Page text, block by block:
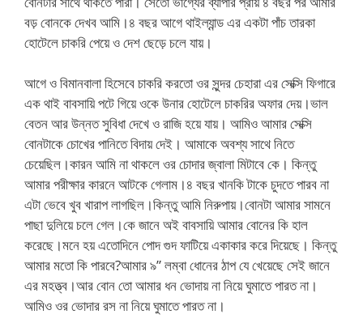
বড় বোনকে দেখব আমি।৪ বছর আগে থাইল্যান্ড এর একটা পাঁচ তারকা
হোটেলে চাকরি পেয়ে ও দেশ ছেড়ে চলে যায়।
আগে ও বিমানবালা হিসেবে চাকরি করতো ওর সুন্দর চেহারা এর সেক্সি ফিগারে
এক থাই বাবসায়ি পটে গিয়ে ওকে উনার হোটেলে চাকরির অফার দেয়।ভাল
বেতন আর উন্নত সুবিধা দেখে ও রাজি হয়ে যায়। আমিও আমার সেক্সি
বোনটাকে চোখের পানিতে বিদায় দেই। আমাকে অবশ্য সাথে নিতে
চেয়েছিল।কারন আমি না থাকলে ওর চোদার জ্বালা মিটাবে কে। কিন্তু
আমার পরীক্ষার কারনে আটকে গেলাম।৪ বছর খানকি টাকে চুদতে পারব না
এটা ভেবে খুব খারাপ লাগছিল।কিন্তু আমি নিরুপায়।বোনটা আমার সামনে
পাছা দুলিয়ে চলে গেল।কে জানে অই বাবসায়ি আমার বোনের কি হাল
করেছে।মনে হয় এতোদিনে পোদ গুদ ফাটিয়ে একাকার করে দিয়েছে। কিন্তু
আমার মতো কি পারবে?আমার ৯” লম্বা ধোনের ঠাপ যে খেয়েছে সেই জানে
এর মহত্ত্ব।আর বোন তো আমার ধন ভোদায় না নিয়ে ঘুমাতে পারত না।
আমিও ওর ভোদার রস না নিয়ে ঘুমাতে পারত না।